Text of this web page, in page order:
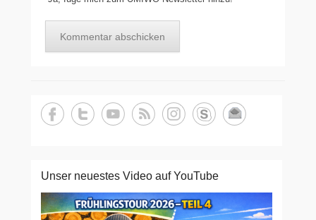
Unser neuestes Video auf YouTube